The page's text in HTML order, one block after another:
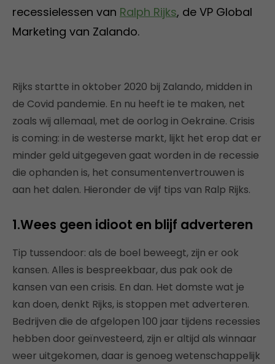
recessielessen van Ralph Rijks, de VP Global
Marketing van Zalando.
Rijks startte in oktober 2020 bij Zalando, midden in
de Covid pandemie. En nu heeft ie te maken, net
zoals wij allemaal, met de oorlog in Oekraine. Crisis
is coming: in de westerse markt, lijkt het erop dat er
minder geld uitgegeven gaat worden in de recessie
die ophanden is, het consumentenvertrouwen is
aan het dalen. Hieronder de vijf tips van Ralp Rijks.
1.Wees geen idioot en blijf adverteren
Tip tussendoor: als de boel beweegt, zijn er ook
kansen. Alles is bespreekbaar, dus pak ook de
kansen van een crisis. En dan. Het domste wat je
kan doen, denkt Rijks, is stoppen met adverteren.
Bedrijven die de afgelopen 100 jaar tijdens recessies
hebben door geïnvesteerd, zijn er altijd als winnaar
weer uitgekomen, daar is genoeg wetenschappelijk